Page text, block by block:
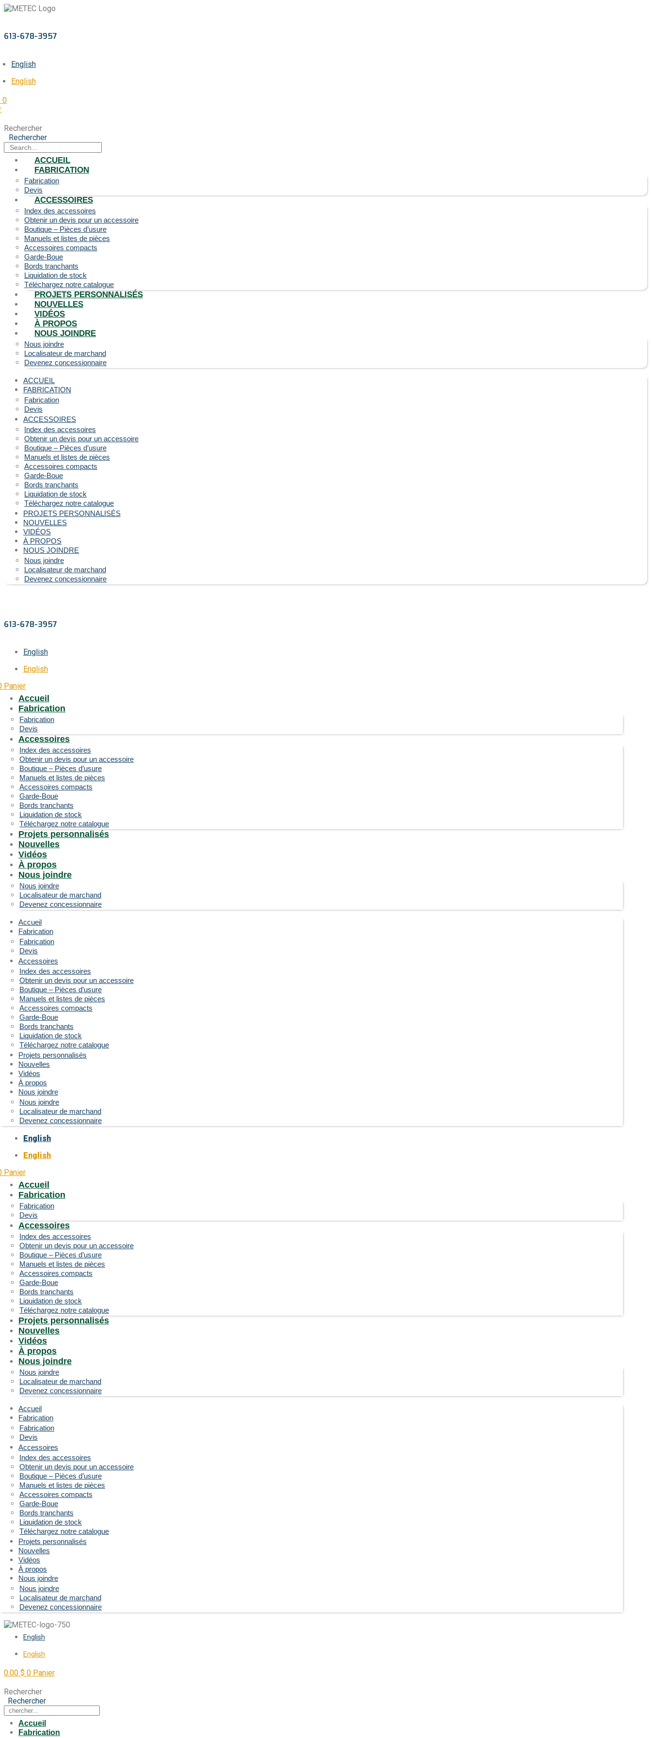
613-678-3957
English
English
0
Rechercher
Rechercher
ACCUEIL
FABRICATION
Fabrication
Devis
ACCESSOIRES
Index des accessoires
Obtenir un devis pour un accessoire
Boutique – Pièces d’usure
Manuels et listes de pièces
Accessoires compacts
Garde-Boue
Bords tranchants
Liquidation de stock
Téléchargez notre catalogue
PROJETS PERSONNALISÉS
NOUVELLES
VIDÉOS
À PROPOS
NOUS JOINDRE
Nous joindre
Localisateur de marchand
Devenez concessionnaire
ACCUEIL
FABRICATION
Fabrication
Devis
ACCESSOIRES
Index des accessoires
Obtenir un devis pour un accessoire
Boutique – Pièces d’usure
Manuels et listes de pièces
Accessoires compacts
Garde-Boue
Bords tranchants
Liquidation de stock
Téléchargez notre catalogue
PROJETS PERSONNALISÉS
NOUVELLES
VIDÉOS
À PROPOS
NOUS JOINDRE
Nous joindre
Localisateur de marchand
Devenez concessionnaire
613-678-3957
English
English
Panier
Accueil
Fabrication
Fabrication
Devis
Accessoires
Index des accessoires
Obtenir un devis pour un accessoire
Boutique – Pièces d’usure
Manuels et listes de pièces
Accessoires compacts
Garde-Boue
Bords tranchants
Liquidation de stock
Téléchargez notre catalogue
Projets personnalisés
Nouvelles
Vidéos
À propos
Nous joindre
Nous joindre
Localisateur de marchand
Devenez concessionnaire
Accueil
Fabrication
Fabrication
Devis
Accessoires
Index des accessoires
Obtenir un devis pour un accessoire
Boutique – Pièces d’usure
Manuels et listes de pièces
Accessoires compacts
Garde-Boue
Bords tranchants
Liquidation de stock
Téléchargez notre catalogue
Projets personnalisés
Nouvelles
Vidéos
À propos
Nous joindre
Nous joindre
Localisateur de marchand
Devenez concessionnaire
English
English
Panier
Accueil
Fabrication
Fabrication
Devis
Accessoires
Index des accessoires
Obtenir un devis pour un accessoire
Boutique – Pièces d’usure
Manuels et listes de pièces
Accessoires compacts
Garde-Boue
Bords tranchants
Liquidation de stock
Téléchargez notre catalogue
Projets personnalisés
Nouvelles
Vidéos
À propos
Nous joindre
Nous joindre
Localisateur de marchand
Devenez concessionnaire
Accueil
Fabrication
Fabrication
Devis
Accessoires
Index des accessoires
Obtenir un devis pour un accessoire
Boutique – Pièces d’usure
Manuels et listes de pièces
Accessoires compacts
Garde-Boue
Bords tranchants
Liquidation de stock
Téléchargez notre catalogue
Projets personnalisés
Nouvelles
Vidéos
À propos
Nous joindre
Nous joindre
Localisateur de marchand
Devenez concessionnaire
English
English
0.00 $ 0 Panier
Rechercher
Rechercher
Accueil
Fabrication